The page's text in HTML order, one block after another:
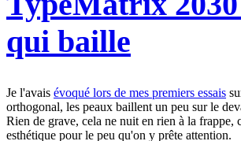
qui baille
Je l'avais évoqué lors de mes premiers essais
orthogonal, les peaux baillent un peu sur le
Rien de grave, cela ne nuit en rien à la frappe,
esthétique pour le peu qu'on y prête attention.